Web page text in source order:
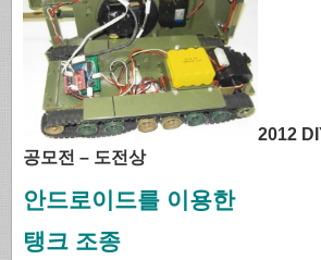
2012
공모전 – 도전상
안드로이드를 이용한
탱크 조종